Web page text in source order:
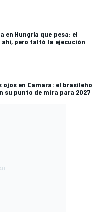
en Hungría que pesa: el
pero faltó la ejecución
ojos en Camara: el brasileño
su punto de mira para 2027